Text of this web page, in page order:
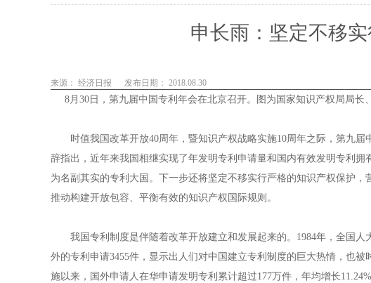
申长雨：坚定不移
来源： 经济日报 发布日期： 2018.08.30
8月30日，第九届中国专利年会在北京召开。图为国家知识产权局局长
时值我国改革开放40周年，暨知识产权战略实施10周年之际，第九届
辞指出，近年来我国相继实现了年发明专利申请量和国内有效发明专利
为名副其实的专利大国。下一步还将坚定不移实行严格的知识产权保护
推动构建开放包容、平衡有效的知识产权国际规则。
我国专利制度是伴随着改革开放建立和发展起来的。1984年，全国人
外的专利申请3455件，显示出人们对中国建立专利制度的巨大热情，也
施以来，国外申请人在华申请发明专利累计超过177万件，年均增长11.24%